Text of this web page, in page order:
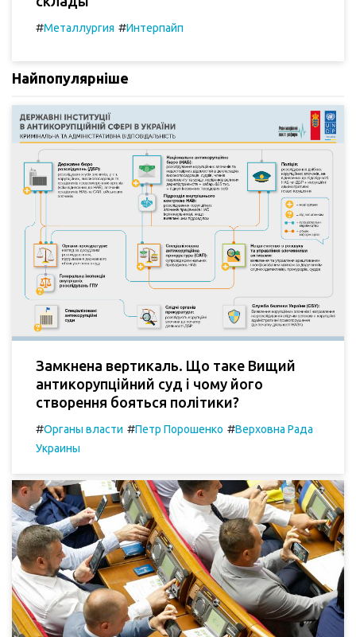
#Металлургия #Интерпайп
Найпопулярніше
Замкнена вертикаль. Що таке Вищий
антикорупційний суд і чому його
створення бояться політики?
#Органы власти #Петр Порошенко #Верховна Рада
Украины